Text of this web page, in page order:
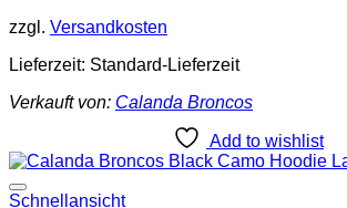
zzgl. Versandkosten
Lieferzeit: Standard-Lieferzeit
Verkauft von: Calanda Broncos
Add to wishlist
Schnellansicht